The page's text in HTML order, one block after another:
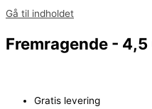
Gå til indholdet
Fremragende -
Gratis levering